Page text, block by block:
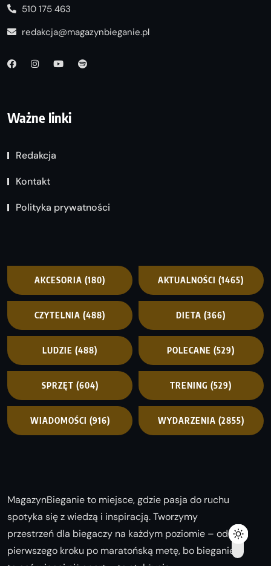
510 175 463
redakcja@magazynbieganie.pl
Ważne linki
Redakcja
Kontakt
Polityka prywatności
AKCESORIA (180) AKTUALNOŚCI (1465)
CZYTELNIA (488) DIETA (366)
LUDZIE (488) POLECANE (529)
SPRZĘT (604) TRENING (529)
WIADOMOŚCI (916) WYDARZENIA (2855)
MagazynBieganie to miejsce, gdzie pasja do ruchu
spotyka się z wiedzą i inspiracją. Tworzymy
przestrzeń dla biegaczy na każdym poziomie – od
pierwszego kroku po maratońską metę, bo bieganie